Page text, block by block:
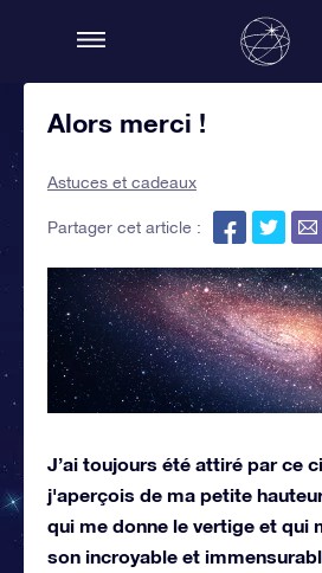
Alors merci !
Astuces et cadeaux
Partager cet article :
J’ai toujours été attiré par ce
j'aperçois de ma petite
qui me donne le vertige et qui
son incroyable et